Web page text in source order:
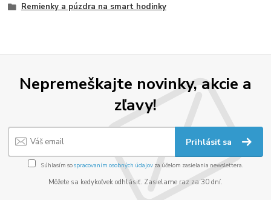
Remienky a púzdra na smart hodinky
Nepremeškajte novinky, akcie a
zľavy!
Prihlásiť sa
Súhlasím sospracovaním osobných údajov za účelom zasielania newslettera.
Môžete sa kedykoľvek odhlásiť. Zasielame raz za 30 dní.